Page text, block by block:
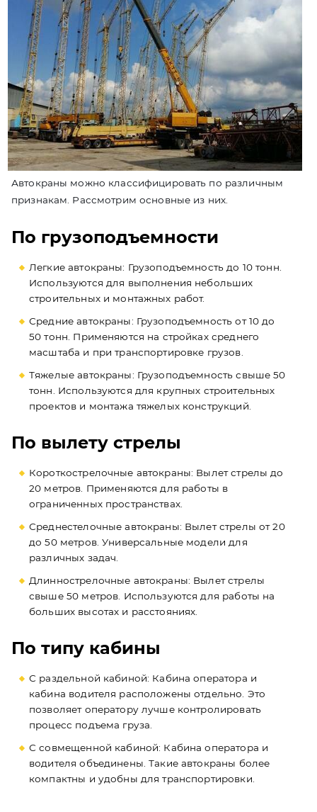
Автокраны можно классифицировать по различным
признакам. Рассмотрим основные из них.
По грузоподъемности
Легкие автокраны: Грузоподъемность до 10 тонн.
Используются для выполнения небольших
строительных и монтажных работ.
Средние автокраны: Грузоподъемность от 10 до
50 тонн. Применяются на стройках среднего
масштаба и при транспортировке грузов.
Тяжелые автокраны: Грузоподъемность свыше 50
тонн. Используются для крупных строительных
проектов и монтажа тяжелых конструкций.
По вылету стрелы
Короткострелочные автокраны: Вылет стрелы до
20 метров. Применяются для работы в
ограниченных пространствах.
Среднестелочные автокраны: Вылет стрелы от 20
до 50 метров. Универсальные модели для
различных задач.
Длиннострелочные автокраны: Вылет стрелы
свыше 50 метров. Используются для работы на
больших высотах и расстояниях.
По типу кабины
С раздельной кабиной: Кабина оператора и
кабина водителя расположены отдельно. Это
позволяет оператору лучше контролировать
процесс подъема груза.
С совмещенной кабиной: Кабина оператора и
водителя объединены. Такие автокраны более
компактны и удобны для транспортировки.